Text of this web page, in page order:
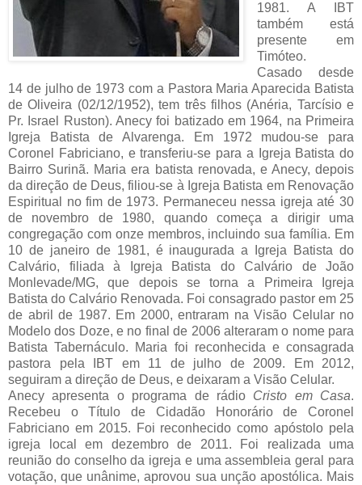
1981. A IBT
também está
presente em
Timóteo.
Casado desde
14 de julho de 1973 com a Pastora Maria Aparecida Batista
de Oliveira (02/12/1952), tem três filhos (Anéria, Tarcísio e
Pr. Israel Ruston). Anecy foi batizado em 1964, na Primeira
Igreja Batista de Alvarenga. Em 1972 mudou-se para
Coronel Fabriciano, e transferiu-se para a Igreja Batista do
Bairro Surinã. Maria era batista renovada, e Anecy, depois
da direção de Deus, filiou-se à Igreja Batista em Renovação
Espiritual no fim de 1973. Permaneceu nessa igreja até 30
de novembro de 1980, quando começa a dirigir uma
congregação com onze membros, incluindo sua família. Em
10 de janeiro de 1981, é inaugurada a Igreja Batista do
Calvário, filiada à Igreja Batista do Calvário de João
Monlevade/MG, que depois se torna a Primeira Igreja
Batista do Calvário Renovada. Foi consagrado pastor em 25
de abril de 1987. Em 2000, entraram na Visão Celular no
Modelo dos Doze, e no final de 2006 alteraram o nome para
Batista Tabernáculo. Maria foi reconhecida e consagrada
pastora pela IBT em 11 de julho de 2009. Em 2012,
seguiram a direção de Deus, e deixaram a Visão Celular.
Anecy apresenta o programa de rádio Cristo em Casa.
Recebeu o Título de Cidadão Honorário de Coronel
Fabriciano em 2015. Foi reconhecido como apóstolo pela
igreja local em dezembro de 2011. Foi realizada uma
reunião do conselho da igreja e uma assembleia geral para
votação, que unânime, aprovou sua unção apostólica. Mais